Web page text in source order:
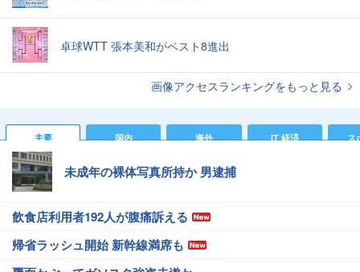
卓球WTT 張本美和がベスト8進出
画像アクセスランキングをもっと見る
主要 国内 海外 IT 経済 ス
未成年の裸体写真所持か 男逮捕
飲食店利用者192人が腹痛訴える
帰省ラッシュ開始 新幹線満席も